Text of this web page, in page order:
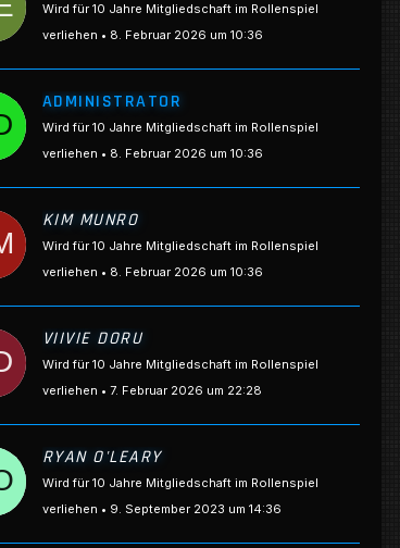
Wird für 10 Jahre Mitgliedschaft im Rollenspiel
verliehen
8. Februar 2026 um 10:36
ADMINISTRATOR
Wird für 10 Jahre Mitgliedschaft im Rollenspiel
verliehen
8. Februar 2026 um 10:36
KIM MUNRO
Wird für 10 Jahre Mitgliedschaft im Rollenspiel
verliehen
8. Februar 2026 um 10:36
VIIVIE DORU
Wird für 10 Jahre Mitgliedschaft im Rollenspiel
verliehen
7. Februar 2026 um 22:28
RYAN O'LEARY
Wird für 10 Jahre Mitgliedschaft im Rollenspiel
verliehen
9. September 2023 um 14:36